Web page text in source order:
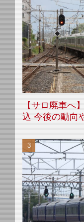
【サロ廃車へ
込 今後の動向